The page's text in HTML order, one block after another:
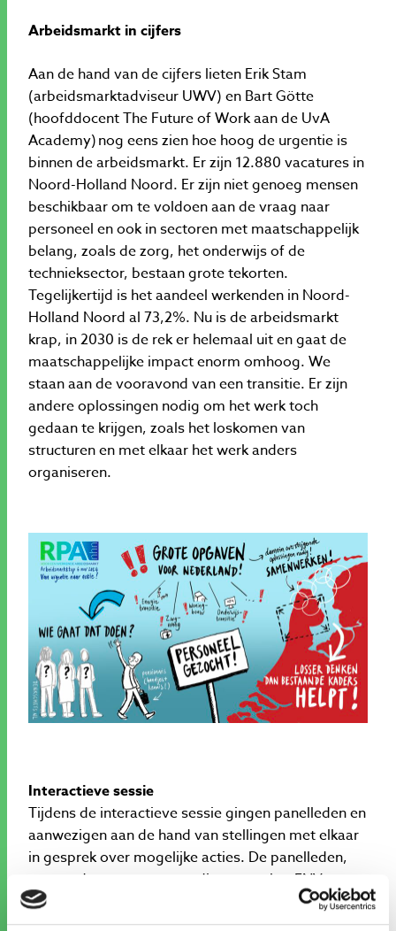
Arbeidsmarkt in cijfers
Aan de hand van de cijfers lieten Erik Stam
(arbeidsmarktadviseur UWV) en Bart Götte
(hoofddocent The Future of Work aan de UvA
Academy) nog eens zien hoe hoog de urgentie is
binnen de arbeidsmarkt. Er zijn 12.880 vacatures in
Noord-Holland Noord. Er zijn niet genoeg mensen
beschikbaar om te voldoen aan de vraag naar
personeel en ook in sectoren met maatschappelijk
belang, zoals de zorg, het onderwijs of de
technieksector, bestaan grote tekorten.
Tegelijkertijd is het aandeel werkenden in Noord-
Holland Noord al 73,2%. Nu is de arbeidsmarkt
krap, in 2030 is de rek er helemaal uit en gaat de
maatschappelijke impact enorm omhoog. We
staan aan de vooravond van een transitie. Er zijn
andere oplossingen nodig om het werk toch
gedaan te krijgen, zoals het loskomen van
structuren en met elkaar het werk anders
organiseren.
Interactieve sessie
Tijdens de interactieve sessie gingen panelleden en
aanwezigen aan de hand van stellingen met elkaar
in gesprek over mogelijke acties. De panelleden,
waaronder vertegenwoordigers van het FNV,
UWV, onderwijs, ontwikkelbedrijven en het VNO-
NCW, deelden hun visie op de urgentie en de